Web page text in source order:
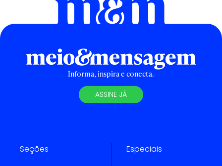
Informa, inspira e conecta.
ASSINE JÁ
Seções Especiais